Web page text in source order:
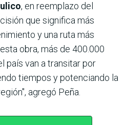
, en reemplazo del
que significa más
y una ruta más
obra, más de 400.000
país van a transitar por
tiempos y potenciando la
agregó Peña.